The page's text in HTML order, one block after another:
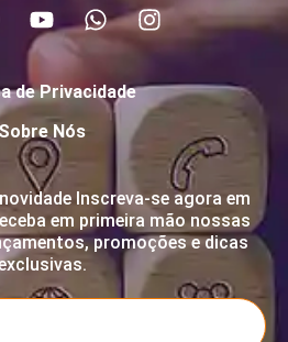
de Privacidade
Sobre Nós
Inscreva-se agora em
em primeira mão nossas
promoções e dicas